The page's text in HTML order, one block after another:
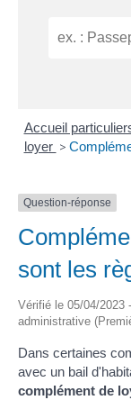
Accueil
loyer >
Question-réponse
sont les
Vérifié le 05/04/2023
administrative
Dans certaines
avec un bail
complément de